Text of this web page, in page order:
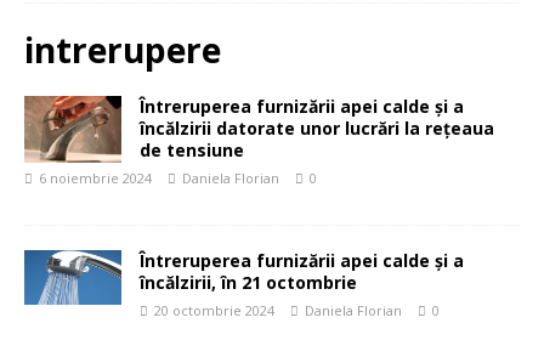
intrerupere
Întreruperea furnizării apei calde și a
încălzirii datorate unor lucrări la rețeaua
de tensiune
6 noiembrie 2024 Daniela Florian 0
Întreruperea furnizării apei calde și a
încălzirii, în 21 octombrie
20 octombrie 2024 Daniela Florian 0